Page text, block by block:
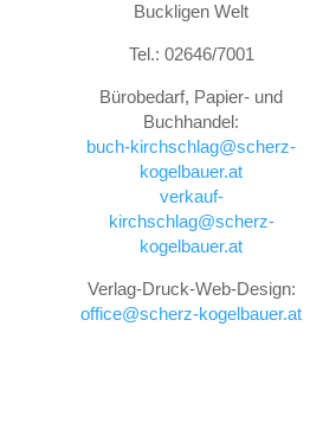
Buckligen Welt
Tel.: 02646/7001
Bürobedarf, Papier- und
Buchhandel:
buch-kirchschlag@scherz-
kogelbauer.at
verkauf-
kirchschlag@scherz-
kogelbauer.at
Verlag-Druck-Web-Design:
office@scherz-kogelbauer.at